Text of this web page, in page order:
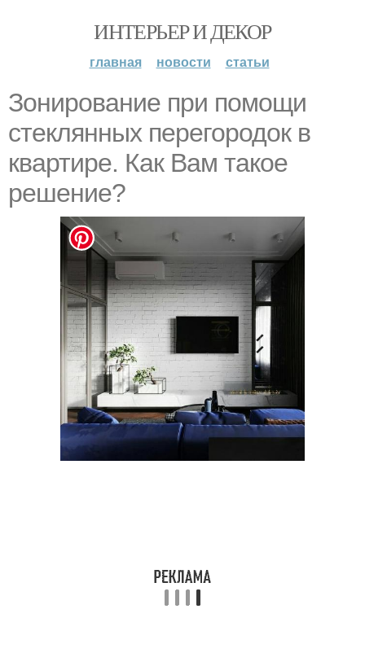
ИНТЕРЬЕР И ДЕКОР
главная новости статьи
Зонирование при помощи
стеклянных перегородок в
квартире. Как Вам такое
решение?